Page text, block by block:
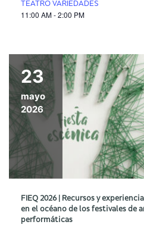
TEATRO VARIEDADES
11:00 AM - 2:00 PM
23
mayo
2026
FIEQ 2026 | Recursos y
en el océano de los festivales de
performáticas